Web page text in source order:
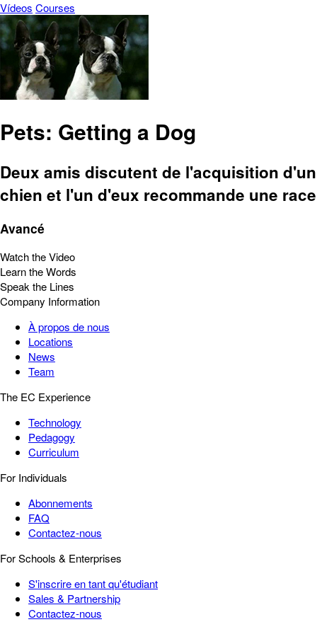
Vídeos Courses
Pets: Getting a Dog
Deux amis discutent de l'acquisition d'un
chien et l'un d'eux recommande une race
Avancé
Watch the Video
Learn the Words
Speak the Lines
Company Information
À propos de nous
Locations
News
Team
The EC Experience
Technology
Pedagogy
Curriculum
For Individuals
Abonnements
FAQ
Contactez-nous
For Schools & Enterprises
S'inscrire en tant qu'étudiant
Sales & Partnership
Contactez-nous